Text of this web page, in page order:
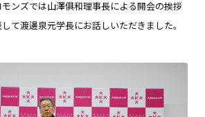
ンズでは山澤俱和理事長による開会の挨拶
て渡邊泉元学長にお話しいただきました。